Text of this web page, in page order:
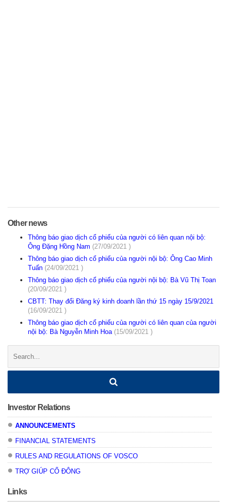
Other news
Thông báo giao dịch cổ phiếu của người có liên quan nội bộ:
Ông Đặng Hồng Nam (27/09/2021 )
Thông báo giao dịch cổ phiếu của người nội bộ: Ông Cao Minh
Tuấn (24/09/2021 )
Thông báo giao dịch cổ phiếu của người nội bộ: Bà Vũ Thị Toan
(20/09/2021 )
CBTT: Thay đổi Đăng ký kinh doanh lần thứ 15 ngày 15/9/2021
(16/09/2021 )
Thông báo giao dịch cổ phiếu của người có liên quan của người
nội bộ: Bà Nguyễn Minh Hoa (15/09/2021 )
Investor Relations
ANNOUNCEMENTS
FINANCIAL STATEMENTS
RULES AND REGULATIONS OF VOSCO
TRỢ GIÚP CỔ ĐÔNG
Links